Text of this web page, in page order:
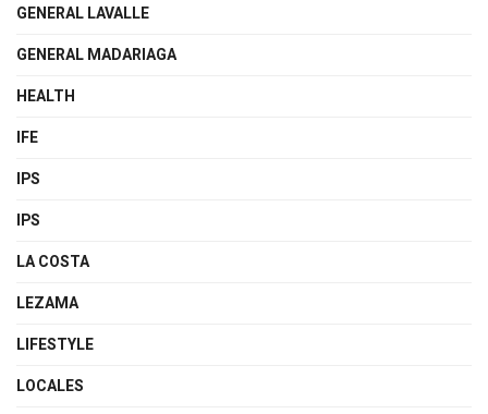
GENERAL LAVALLE
GENERAL MADARIAGA
HEALTH
IFE
IPS
IPS
LA COSTA
LEZAMA
LIFESTYLE
LOCALES